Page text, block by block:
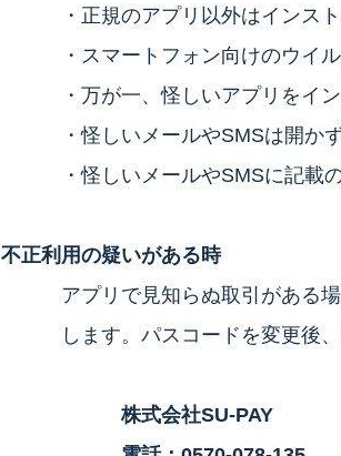
・正規のアプリ以外はインス
・スマートフォン向けのウイ
・万が一、怪しいアプリをイ
・怪しいメールやSMSは開か
・怪しいメールやSMSに記載
不正利用の疑いがある時
アプリで見知らぬ取引がある
します。パスコードを変更後
株式会社SU-PAY